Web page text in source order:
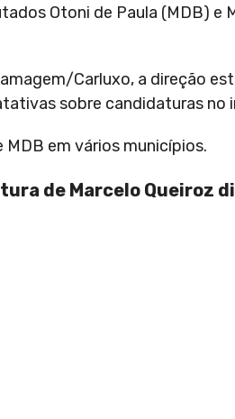
Otoni de Paula (MDB) e
Carluxo, a direção
sobre candidaturas no
em vários municípios.
de Marcelo Queiroz